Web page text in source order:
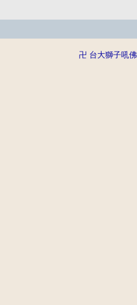
卍 台大獅子吼